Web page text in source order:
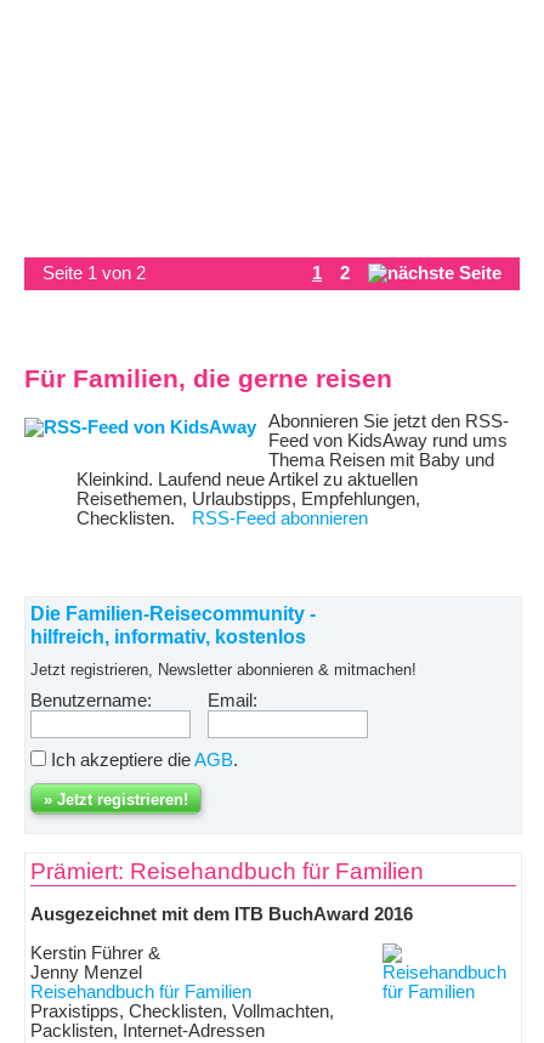
Seite 1 von 2 1 2
Für Familien, die gerne reisen
Abonnieren Sie jetzt den RSS-
Feed von KidsAway rund ums
Thema Reisen mit Baby und
Kleinkind. Laufend neue Artikel zu aktuellen
Reisethemen, Urlaubstipps, Empfehlungen,
Checklisten.
RSS-Feed abonnieren
Die Familien-Reisecommunity -
hilfreich, informativ, kostenlos
Jetzt registrieren, Newsletter abonnieren & mitmachen!
Benutzername: Email:
Ich akzeptiere dieAGB.
Prämiert: Reisehandbuch für Familien
Ausgezeichnet mit dem ITB BuchAward 2016
Kerstin Führer &
Jenny Menzel
Reisehandbuch für Familien
Praxistipps, Checklisten, Vollmachten,
Packlisten, Internet-Adressen